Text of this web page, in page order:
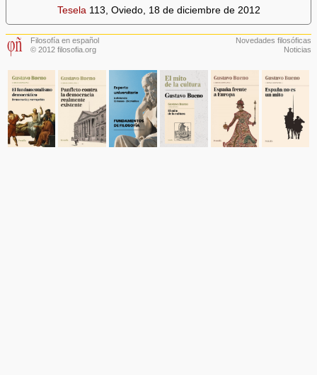
Tesela 113, Oviedo, 18 de diciembre de 2012
Filosofía en español
© 2012 filosofia.org
Novedades filosóficas
Noticias